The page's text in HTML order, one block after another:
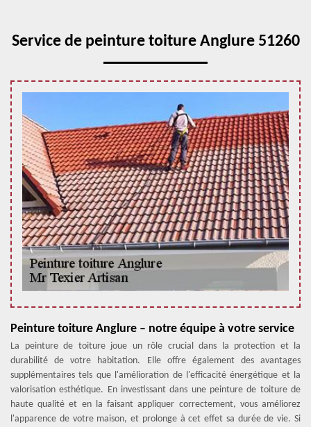
Service de peinture toiture Anglure 51260
Peinture toiture Anglure – notre équipe à votre service
La peinture de toiture joue un rôle crucial dans la protection et la
durabilité de votre habitation. Elle offre également des avantages
supplémentaires tels que l'amélioration de l'efficacité énergétique et la
valorisation esthétique. En investissant dans une peinture de toiture de
haute qualité et en la faisant appliquer correctement, vous améliorez
l'apparence de votre maison, et prolonge à cet effet sa durée de vie. Si